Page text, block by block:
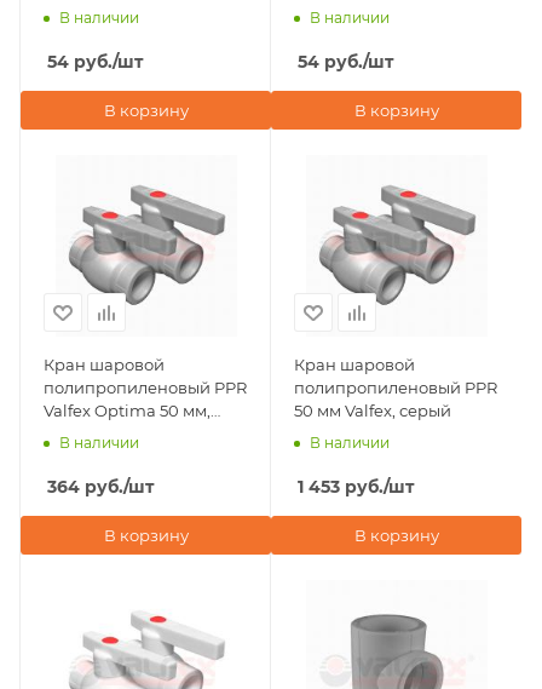
В наличии
54 руб./шт
В корзину
В наличии
54 руб./шт
В корзину
Кран шаровой
полипропиленовый PPR
Valfex Optima 50 мм,
серый
В наличии
364 руб./шт
В корзину
Кран шаровой
полипропиленовый PPR
50 мм Valfex, серый
В наличии
1 453 руб./шт
В корзину